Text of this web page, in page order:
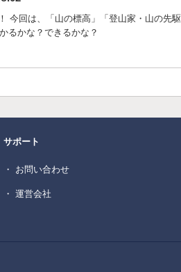
今回は、「山の標高」「登山家・山の先駆
るかな？できるかな？
サポート
・ お問い合わせ
・ 運営会社